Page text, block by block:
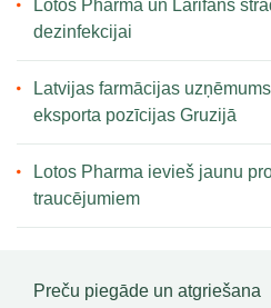
Lotos Pharma un Larifāns
dezinfekcijai
Latvijas farmācijas
eksporta pozīcijas Gruzijā
Lotos Pharma ievieš jaunu
traucējumiem
Preču piegāde un atgriešana